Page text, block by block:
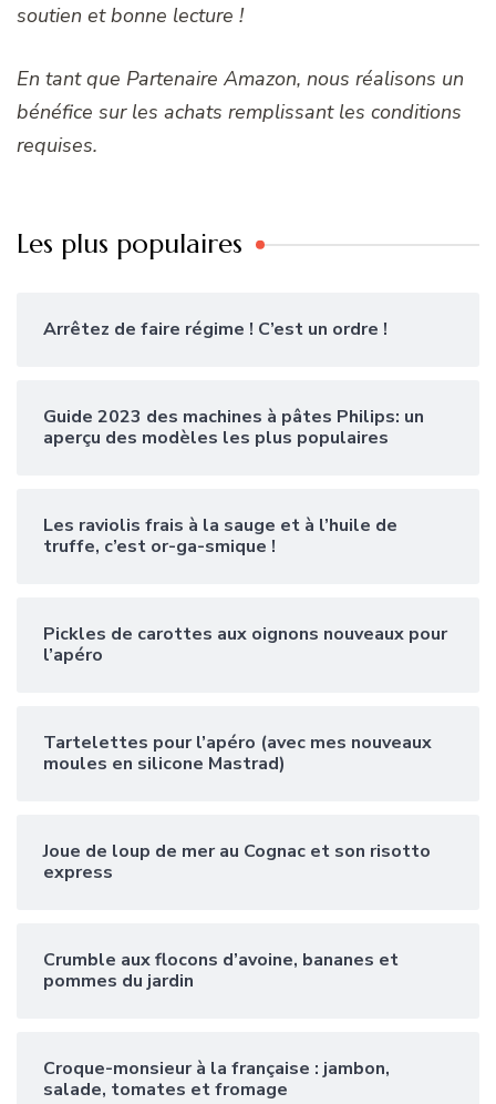
soutien et bonne lecture !
En tant que Partenaire Amazon, nous réalisons un
bénéfice sur les achats remplissant les conditions
requises.
Les plus populaires
Arrêtez de faire régime ! C’est un ordre !
Guide 2023 des machines à pâtes Philips: un
aperçu des modèles les plus populaires
Les raviolis frais à la sauge et à l’huile de
truffe, c’est or-ga-smique !
Pickles de carottes aux oignons nouveaux pour
l’apéro
Tartelettes pour l’apéro (avec mes nouveaux
moules en silicone Mastrad)
Joue de loup de mer au Cognac et son risotto
express
Crumble aux flocons d’avoine, bananes et
pommes du jardin
Croque-monsieur à la française : jambon,
salade, tomates et fromage